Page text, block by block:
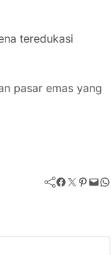
teredukasi
pasar emas yang
Facebook Twitter Pinterest Mail WhatsApp